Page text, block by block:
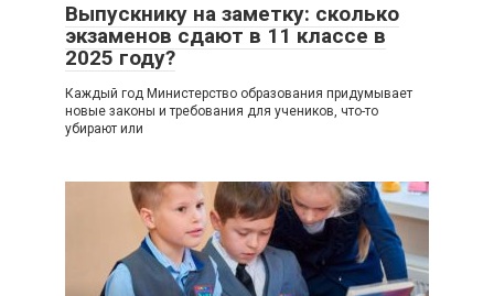
Выпускнику на заметку: сколько
экзаменов сдают в 11 классе в
2025 году?
Каждый год Министерство образования придумывает
новые законы и требования для учеников, что-то
убирают или